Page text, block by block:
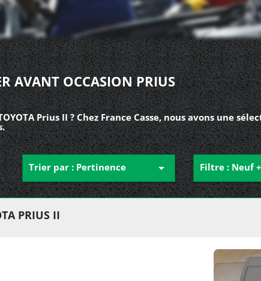
AVANT OCCASION PRIUS
Prius II ? Chez France Casse, nous avons une
Trier par : Pertinence  Filtre : Neuf
PRIUS II